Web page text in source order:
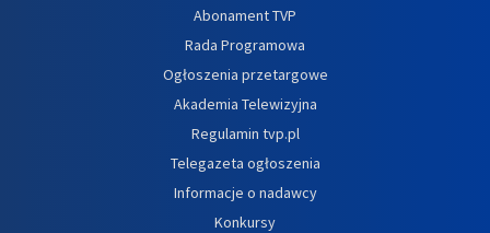
Abonament TVP
Rada Programowa
Ogłoszenia przetargowe
Akademia Telewizyjna
Regulamin tvp.pl
Telegazeta ogłoszenia
Informacje o nadawcy
Konkursy